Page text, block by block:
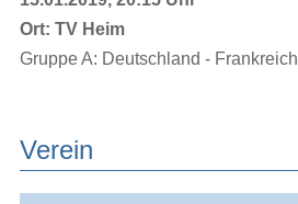
Ort: TV Heim
Gruppe A: Deutschland - Frankreich
Verein